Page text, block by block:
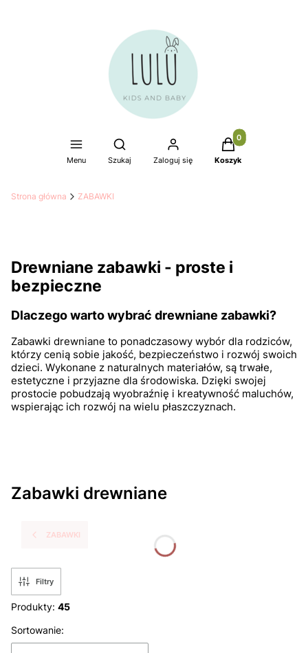
Menu
Otwórz wyszukiwarkę
Szukaj Zaloguj się
Produkty w
Koszyk
Strona główna ZABAWKI
Drewniane zabawki - proste i
bezpieczne
Dlaczego warto wybrać drewniane zabawki?
Zabawki drewniane to ponadczasowy wybór dla rodziców,
którzy cenią sobie jakość, bezpieczeństwo i rozwój swoich
dzieci. Wykonane z naturalnych materiałów, są trwałe,
estetyczne i przyjazne dla środowiska. Dzięki swojej
prostocie pobudzają wyobraźnię i kreatywność maluchów,
wspierając ich rozwój na wielu płaszczyznach.
Zabawki drewniane
ZABAWKI
Filtry
Produkty: 45
Lista produktów
Sortowanie: